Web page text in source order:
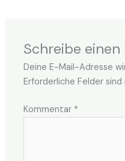
Schreibe
Deine E-Mail-Adresse
Erforderliche Felder sind
Kommentar *